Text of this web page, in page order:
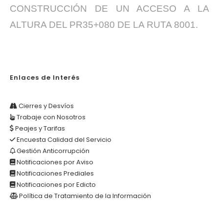
CONSTRUCCIÓN DE UN ACCESO A LA
ALTURA DEL PR35+080 DE LA RUTA 8001.
Enlaces de Interés
Cierres y Desvíos
Trabaje con Nosotros
Peajes y Tarifas
Encuesta Calidad del Servicio
Gestión Anticorrupción
Notificaciones por Aviso
Notificaciones Prediales
Notificaciones por Edicto
Política de Tratamiento de la Información